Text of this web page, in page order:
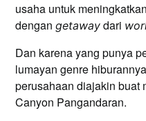
usaha untuk
dengangetaway dari
Dan karena yang punya
lumayan genre
perusahaan diajakin buat
Canyon Pangandaran.